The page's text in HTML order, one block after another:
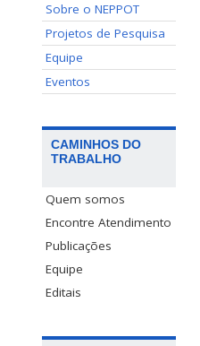
Sobre o NEPPOT
Projetos de Pesquisa
Equipe
Eventos
CAMINHOS DO
TRABALHO
Quem somos
Encontre Atendimento
Publicações
Equipe
Editais